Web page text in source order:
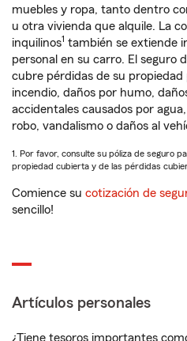
muebles y ropa, tanto dentro
u otra vivienda que alquile. La
inquilinos1 también se extiende
personal en su carro. El seguro
cubre pérdidas de su propiedad
incendio, daños por humo,
accidentales causados por
robo, vandalismo o daños al
1. Por favor, consulte su póliza de seguro
propiedad cubierta y de las pérdidas
Comience su cotización de
sencillo!
Artículos personales
¿Tiene tesoros importantes